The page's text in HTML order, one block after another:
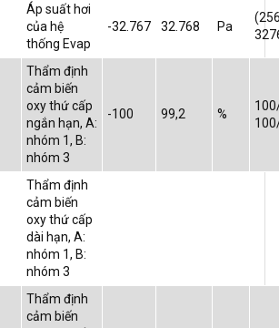
Áp suất hơi
của hệ
thống Evap
-32.767 32.768 Pa
Thẩm định
cảm biến
oxy thứ cấp
ngắn hạn, A:
nhóm 1, B:
nhóm 3
-100 99,2 %
Thẩm định
cảm biến
oxy thứ cấp
dài hạn, A:
nhóm 1, B:
nhóm 3
Thẩm định
cảm biến